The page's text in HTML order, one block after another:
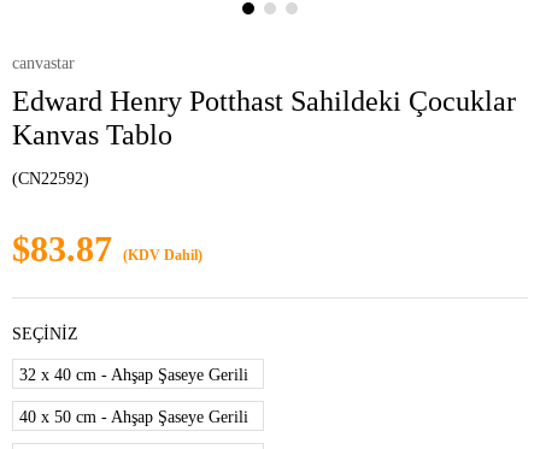
canvastar
Edward Henry Potthast Sahildeki Çocuklar
Kanvas Tablo
(CN22592)
$83.87 (KDV Dahil)
SEÇİNİZ
32 x 40 cm - Ahşap Şaseye Gerili
40 x 50 cm - Ahşap Şaseye Gerili